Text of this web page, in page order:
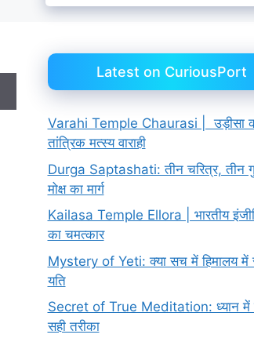
Latest on CuriousPort
Varahi Temple Chaurasi | उड़ीसा
तांत्रिक मत्स्य वाराही
Durga Saptashati: तीन चरित्र, तीन
मोक्ष का मार्ग
Kailasa Temple Ellora | भारतीय
का चमत्कार
Mystery of Yeti: क्या सच में हिमालय में
यति
Secret of True Meditation: ध्यान में
सही तरीका